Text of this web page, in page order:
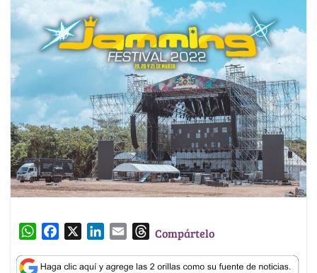
W
a
c
n
a
T
r
Compártelo